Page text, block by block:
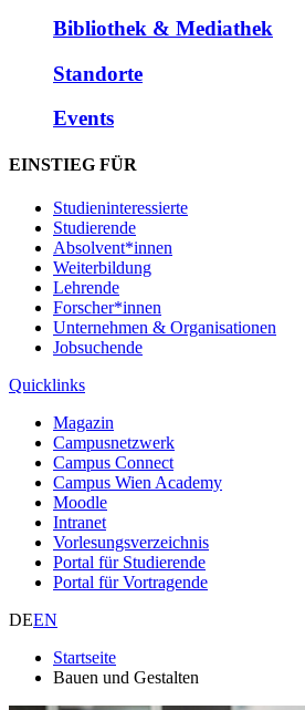
Bibliothek & Mediathek
Standorte
Events
EINSTIEG FÜR
Studieninteressierte
Studierende
Absolvent*innen
Weiterbildung
Lehrende
Forscher*innen
Unternehmen & Organisationen
Jobsuchende
Quicklinks
Magazin
Campusnetzwerk
Campus Connect
Campus Wien Academy
Moodle
Intranet
Vorlesungsverzeichnis
Portal für Studierende
Portal für Vortragende
DEEN
Startseite
Bauen und Gestalten